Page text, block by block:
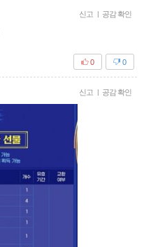
신고 | 공감 확인
0
0
신고 | 공감 확인